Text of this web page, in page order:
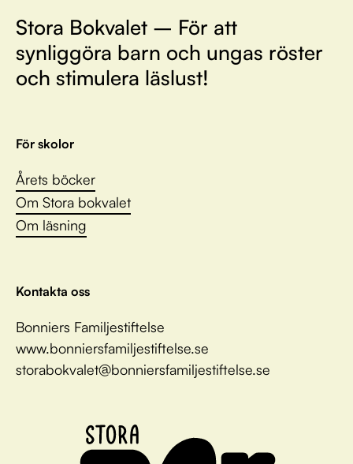
Stora Bokvalet – För att
synliggöra barn och ungas röster
och stimulera läslust!
För skolor
Årets böcker
Om Stora bokvalet
Om läsning
Kontakta oss
Bonniers Familjestiftelse
www.bonniersfamiljestiftelse.se
storabokvalet@bonniersfamiljestiftelse.se